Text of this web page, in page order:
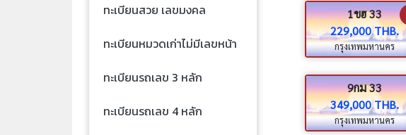
ทะเบียนสวย เลขมงคล
ทะเบียนหมวดเก่าไม่มีเลขหน้า
ทะเบียนรถเลข 3 หลัก
ทะเบียนรถเลข 4 หลัก
1ขฮ 33
229,000 THB.
กรุงเทพมหานคร
9กม 33
349,000 THB.
กรุงเทพมหานคร